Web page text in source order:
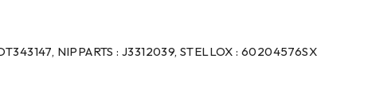
NIPPARTS : J3312039, STELLOX : 60204576SX